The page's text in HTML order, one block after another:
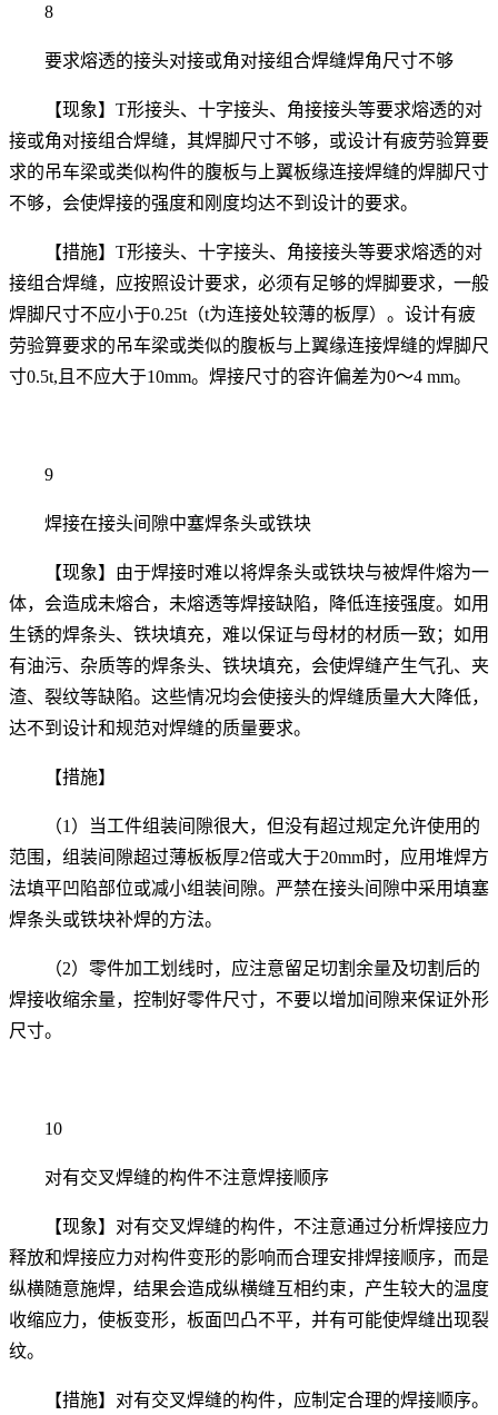
8
要求熔透的接头对接或角对接组合焊缝焊角尺寸不够
【现象】T形接头、十字接头、角接接头等要求熔透的对
接或角对接组合焊缝，其焊脚尺寸不够，或设计有疲劳验算要
求的吊车梁或类似构件的腹板与上翼板缘连接焊缝的焊脚尺寸
不够，会使焊接的强度和刚度均达不到设计的要求。
【措施】T形接头、十字接头、角接接头等要求熔透的对
接组合焊缝，应按照设计要求，必须有足够的焊脚要求，一般
焊脚尺寸不应小于0.25t（t为连接处较薄的板厚）。设计有疲
劳验算要求的吊车梁或类似的腹板与上翼缘连接焊缝的焊脚尺
寸0.5t,且不应大于10mm。焊接尺寸的容许偏差为0～4 mm。
9
焊接在接头间隙中塞焊条头或铁块
【现象】由于焊接时难以将焊条头或铁块与被焊件熔为一
体，会造成未熔合，未熔透等焊接缺陷，降低连接强度。如用
生锈的焊条头、铁块填充，难以保证与母材的材质一致；如用
有油污、杂质等的焊条头、铁块填充，会使焊缝产生气孔、夹
渣、裂纹等缺陷。这些情况均会使接头的焊缝质量大大降低，
达不到设计和规范对焊缝的质量要求。
【措施】
（1）当工件组装间隙很大，但没有超过规定允许使用的
范围，组装间隙超过薄板板厚2倍或大于20mm时，应用堆焊方
法填平凹陷部位或减小组装间隙。严禁在接头间隙中采用填塞
焊条头或铁块补焊的方法。
（2）零件加工划线时，应注意留足切割余量及切割后的
焊接收缩余量，控制好零件尺寸，不要以增加间隙来保证外形
尺寸。
10
对有交叉焊缝的构件不注意焊接顺序
【现象】对有交叉焊缝的构件，不注意通过分析焊接应力
释放和焊接应力对构件变形的影响而合理安排焊接顺序，而是
纵横随意施焊，结果会造成纵横缝互相约束，产生较大的温度
收缩应力，使板变形，板面凹凸不平，并有可能使焊缝出现裂
纹。
【措施】对有交叉焊缝的构件，应制定合理的焊接顺序。